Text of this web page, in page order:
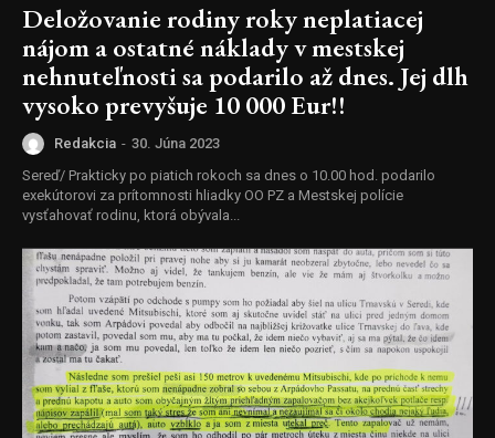
Deložovanie rodiny roky neplatiacej
nájom a ostatné náklady v mestskej
nehnuteľnosti sa podarilo až dnes. Jej dlh
vysoko prevyšuje 10 000 Eur!!
Redakcia - 30. Júna 2023
Sereď/ Prakticky po piatich rokoch sa dnes o 10.00 hod. podarilo
exekútorovi za prítomnosti hliadky OO PZ a Mestskej polície
vysťahovať rodinu, ktorá obývala...